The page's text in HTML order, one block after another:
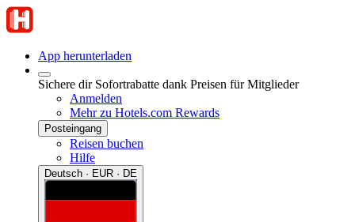
App herunterladen
Sichere dir Sofortrabatte dank Preisen für Mitglieder
Anmelden
Mehr zu Hotels.com Rewards
Posteingang
Reisen buchen
Hilfe
Deutsch · EUR · DE